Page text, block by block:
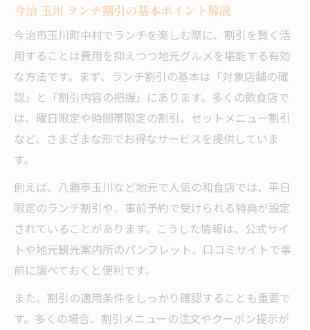
地元ならではのランチ割引活用方法
ランチ選びで得する割引情報の探し方
今治ランチの割引事情と最新トレンド
割引情報で失敗しないランチ店の選び方
玉川町エリアでお得なランチを探すコツ
今治 玉川 ランチ選びの比較ポイント
八勝亭玉川など注目のランチ情報とは
今治ランチの穴場スポットの見極め方
観光もランチも満喫できる今治グルメ体験
今治 玉川 ランチで観光を充実させるコツ
割引活用で楽しむ今治観光とランチ
地元グルメ体験と観光を両立させる方法
今治 玉川 ランチ割引の基本ポイント解説
今治市玉川町中村でランチを楽しむ際に、割引を賢く活
用することは費用を抑えつつ地元グルメを堪能する有効
な方法です。まず、ランチ割引の基本は「対象店舗の確
認」と「割引内容の把握」にあります。多くの飲食店で
は、曜日限定や時間帯限定の割引、セットメニュー割引
など、さまざまな形でお得なサービスを提供していま
す。
例えば、八勝亭玉川など地元で人気の和食店では、平日
限定のランチ割引や、事前予約で受けられる特典が設定
されていることがあります。こうした情報は、公式サイ
トや地元観光案内所のパンフレット、口コミサイトで事
前に調べておくと便利です。
また、割引の適用条件をしっかり確認することも重要で
す。多くの場合、割引メニューの注文やクーポン提示が